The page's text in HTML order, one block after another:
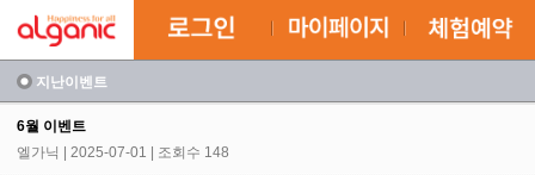
지난이벤트
6월 이벤트
엘가닉
| 2025-07-01 | 조회수 148